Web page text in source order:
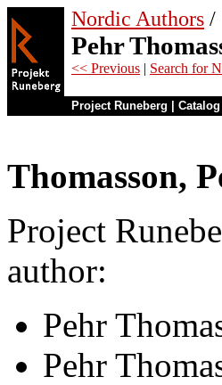
Nordic Authors /
Pehr
<< Previous | Search for
Project Runeberg Catalog
Thomasson,
Project
author:
Pehr
Pehr